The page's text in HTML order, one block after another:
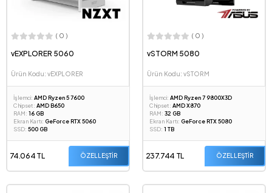
( 0 )
vEXPLORER 5060
Ürün Kodu: vEXPLORER
İşlemci: AMD Ryzen 5 7600
Chipset: AMD B650
RAM: 16 GB
Ekran Kartı: GeForce RTX 5060
SSD: 500 GB
74.064 TL ÖZELLEŞTİR
( 0 )
vSTORM 5080
Ürün Kodu: vSTORM
İşlemci: AMD Ryzen 7 9800X3D
Chipset: AMD X870
RAM: 32 GB
Ekran Kartı: GeForce RTX 5080
SSD: 1 TB
237.744 TL ÖZELLEŞTİR